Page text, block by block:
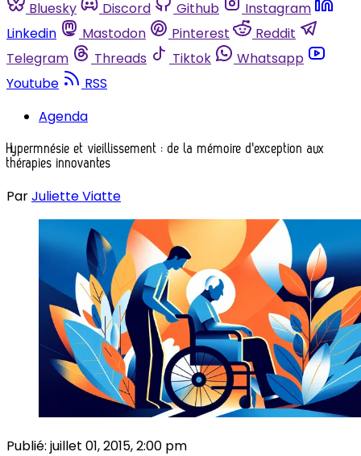
Bluesky
Discord Github
Instagram
Linkedin
Mastodon Pinterest
Reddit
Telegram
Threads Tiktok
Whatsapp
Youtube
RSS
Agenda
Hypermnésie et vieillissement : de la mémoire d'exception aux
thérapies innovantes
ParJuliette Viatte
Publié: juillet 01, 2015, 2:00 pm